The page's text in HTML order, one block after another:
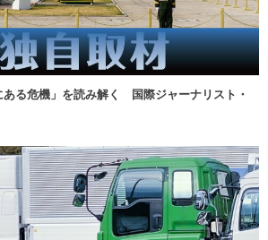
ある危機」を読み解く 国際ジャーナリスト・